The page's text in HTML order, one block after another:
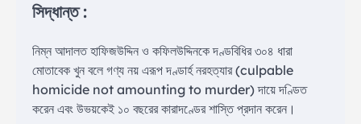
সিদ্ধান্ত :
নিম্ন আদালত হাফিজউদ্দিন ও কফিলউদ্দিনকে দণ্ডবিধির ৩০৪ ধারা
মোতাবেক খুন বলে গণ্য নয় এরূপ দণ্ডার্হ নরহত্যার (culpable
homicide not amounting to murder) দায়ে দণ্ডিত
করেন এবং উভয়কেই ১০ বছরের কারাদণ্ডের শাস্তি প্রদান করেন।